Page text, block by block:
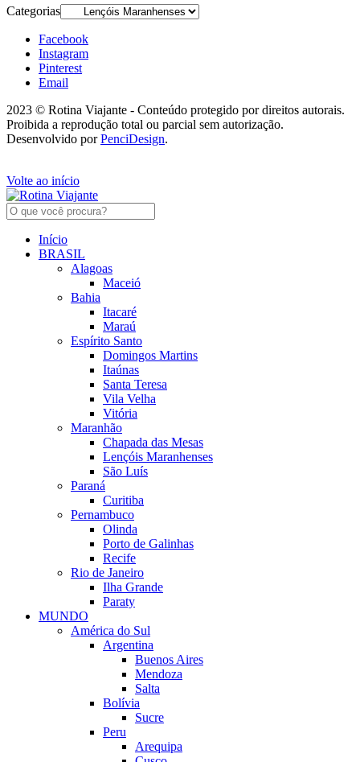
Categorias
Facebook
Instagram
Pinterest
Email
2023 © Rotina Viajante - Conteúdo protegido por direitos autorais.
Proibida a reprodução total ou parcial sem autorização.
Desenvolvido porPenciDesign.
Volte ao início
Início
BRASIL
Alagoas
Maceió
Bahia
Itacaré
Maraú
Espírito Santo
Domingos Martins
Itaúnas
Santa Teresa
Vila Velha
Vitória
Maranhão
Chapada das Mesas
Lençóis Maranhenses
São Luís
Paraná
Curitiba
Pernambuco
Olinda
Porto de Galinhas
Recife
Rio de Janeiro
Ilha Grande
Paraty
MUNDO
América do Sul
Argentina
Buenos Aires
Mendoza
Salta
Bolívia
Sucre
Peru
Arequipa